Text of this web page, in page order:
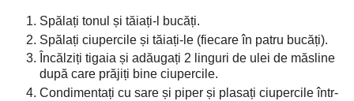
Spălați tonul și tăiați-l bucăți.
Spălați ciupercile și tăiați-le (fiecare în patru bucăți).
Încălziți tigaia și adăugați 2 linguri de ulei de măsline
după care prăjiți bine ciupercile.
Condimentați cu sare și piper și plasați ciupercile într-